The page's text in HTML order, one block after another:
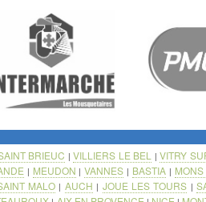
BRIEUC |VILLIERS LE BEL |VITRY
| MEUDON |VANNES | BASTIA| MONS
MALO | AUCH | JOUE LES TOURS |